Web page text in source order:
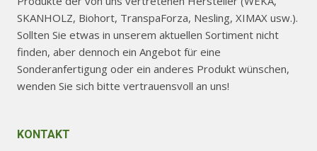
SKANHOLZ, Biohort, TranspaForza, Nesling, XIMAX usw.).
Sollten Sie etwas in unserem aktuellen Sortiment nicht
finden, aber dennoch ein Angebot für eine
Sonderanfertigung oder ein anderes Produkt wünschen,
wenden Sie sich bitte vertrauensvoll an uns!
KONTAKT